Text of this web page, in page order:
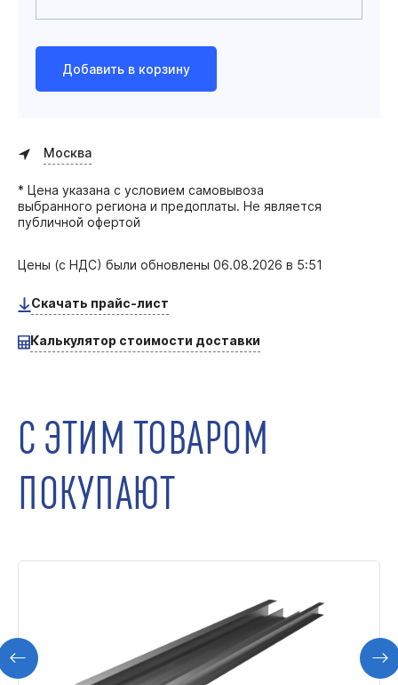
Добавить в корзину
Москва
* Цена указана с условием самовывоза
выбранного региона и предоплаты. Не является
публичной офертой
Цены (с НДС) были обновлены 06.08.2026 в 5:51
Скачать прайс-лист
Калькулятор стоимости доставки
С ЭТИМ ТОВАРОМ
ПОКУПАЮТ